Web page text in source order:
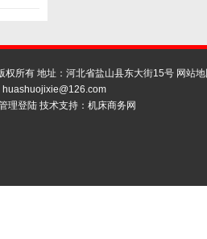
权所有 地址：河北省盐山县东大街15号 网站
huashuojixie@126.com
理登陆 技术支持： 机床商务网